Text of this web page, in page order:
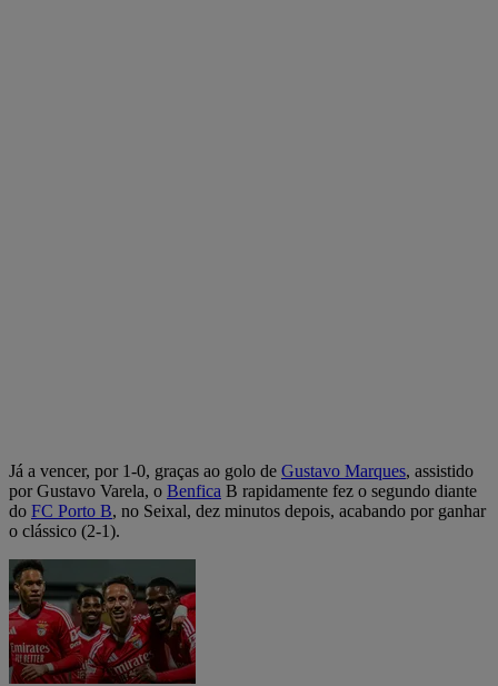
Já a vencer, por 1-0, graças ao golo de Gustavo Marques, assistido
por Gustavo Varela, o Benfica B rapidamente fez o segundo diante
do FC Porto B, no Seixal, dez minutos depois, acabando por ganhar
o clássico (2-1).